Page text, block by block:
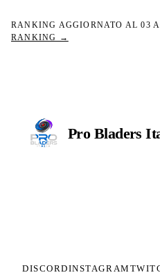
RANKING AGGIORNATO AL03
RANKING →
Pro Bladers
DISCORDINSTAGRAM